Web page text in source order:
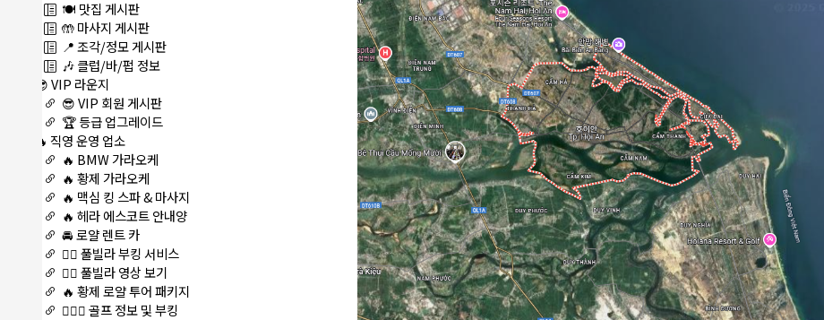
🍽️ 맛집 게시판
🤲 마사지 게시판
📍 조각/정모 게시판
🎶 클럽/바/펍 정보
😎 VIP 라운지
😎 VIP 회원 게시판
🏆 등급 업그레이드
🔥 직영 운영 업소
🔥 BMW 가라오케
🔥 황제 가라오케
🔥 맥심 킹 스파 & 마사지
🔥 헤라 에스코트 안내양
🚘 로얄 렌트 카
🏊‍♀️ 풀빌라 부킹 서비스
🏊‍♀️ 풀빌라 영상 보기
🔥 황제 로얄 투어 패키지
🏌🏻‍♂️ 골프 정보 및 부킹